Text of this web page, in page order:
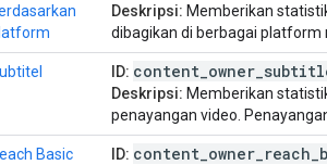
Deskripsi: Memberikan
dibagikan di berbagai platform
ID: content owner
Deskripsi: Memberikan
penayangan video.
Basic ID: content owner reach